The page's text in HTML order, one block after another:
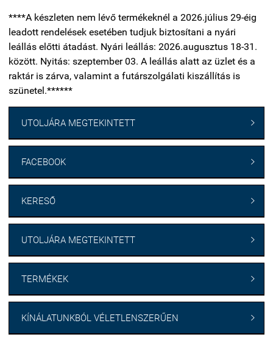
****A készleten nem lévő termékeknél a 2026.július 29-éig
leadott rendelések esetében tudjuk biztosítani a nyári
leállás előtti átadást. Nyári leállás: 2026.augusztus 18-31.
között. Nyitás: szeptember 03. A leállás alatt az üzlet és a
raktár is zárva, valamint a futárszolgálati kiszállítás is
szünetel.******
UTOLJÁRA MEGTEKINTETT 
FACEBOOK 
KERESŐ 
UTOLJÁRA MEGTEKINTETT 
TERMÉKEK 
KÍNÁLATUNKBÓL VÉLETLENSZERŰEN 